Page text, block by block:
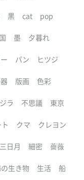
黒 cat pop
墨 夕暮れ
パン ヒツジ
版画 色彩
ラ 不思議 東京
クマ クレヨン
三日月 細密 薔薇
生き物 生活 船